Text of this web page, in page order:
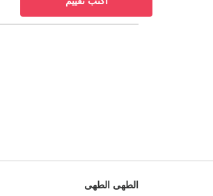
الطهى الطهى